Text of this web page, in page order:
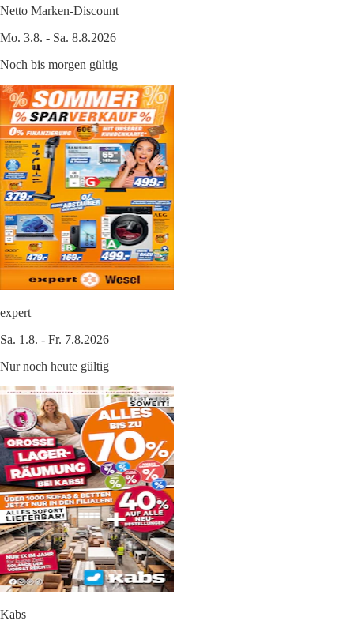
Netto Marken-Discount
Mo. 3.8. - Sa. 8.8.2026
Noch bis morgen gültig
expert
Sa. 1.8. - Fr. 7.8.2026
Nur noch heute gültig
Kabs